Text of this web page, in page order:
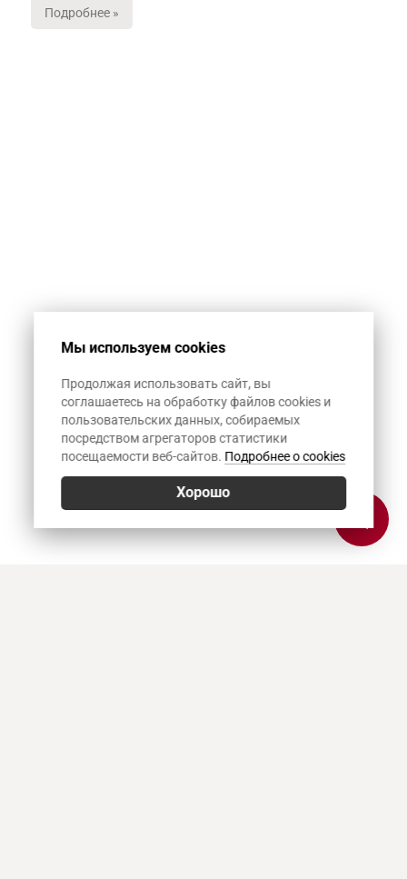
Подробнее »
Мы используем cookies
Продолжая использовать сайт, вы
соглашаетесь на обработку файлов cookies и
пользовательских данных, собираемых
посредством агрегаторов статистики
посещаемости веб-сайтов. Подробнее о cookies
Хорошо